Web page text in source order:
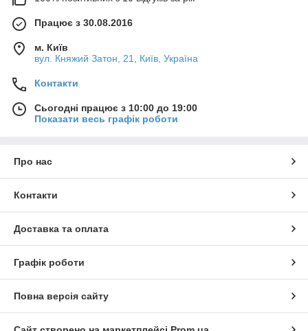
Працює з 30.08.2016
м. Київ
вул. Княжий Затон, 21, Київ, Україна
Контакти
Сьогодні працює з 10:00 до 19:00
Показати весь графік роботи
Про нас
Контакти
Доставка та оплата
Графік роботи
Повна версія сайту